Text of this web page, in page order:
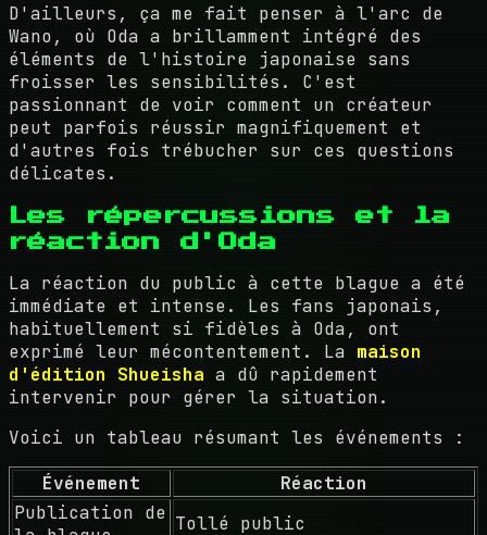
D'ailleurs, ça me fait penser à l'arc de
Wano, où Oda a brillamment intégré des
éléments de l'histoire japonaise sans
froisser les sensibilités. C'est
passionnant de voir comment un créateur
peut parfois réussir magnifiquement et
d'autres fois trébucher sur ces questions
délicates.
Les répercussions et la
réaction d'Oda
La réaction du public à cette blague a été
immédiate et intense. Les fans japonais,
habituellement si fidèles à Oda, ont
exprimé leur mécontentement. La maison
d'édition Shueisha a dû rapidement
intervenir pour gérer la situation.
Voici un tableau résumant les événements :
Événement
Réaction
Publication de Tollé public